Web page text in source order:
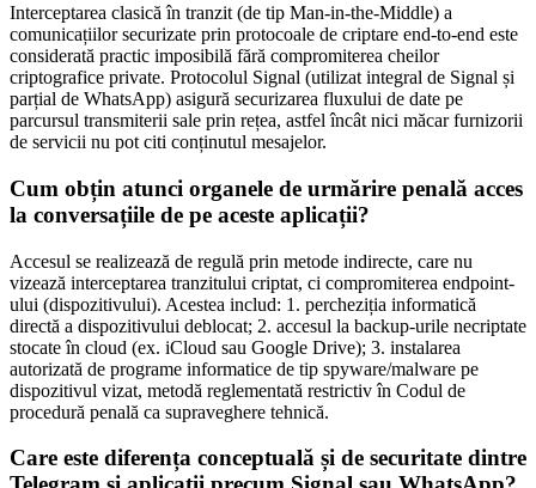
Interceptarea clasică în tranzit (de tip Man-in-the-Middle) a
comunicațiilor securizate prin protocoale de criptare end-to-end este
considerată practic imposibilă fără compromiterea cheilor
criptografice private. Protocolul Signal (utilizat integral de Signal și
parțial de WhatsApp) asigură securizarea fluxului de date pe
parcursul transmiterii sale prin rețea, astfel încât nici măcar furnizorii
de servicii nu pot citi conținutul mesajelor.
Cum obțin atunci organele de urmărire penală acces
la conversațiile de pe aceste aplicații?
Accesul se realizează de regulă prin metode indirecte, care nu
vizează interceptarea tranzitului criptat, ci compromiterea endpoint-
ului (dispozitivului). Acestea includ: 1. percheziția informatică
directă a dispozitivului deblocat; 2. accesul la backup-urile necriptate
stocate în cloud (ex. iCloud sau Google Drive); 3. instalarea
autorizată de programe informatice de tip spyware/malware pe
dispozitivul vizat, metodă reglementată restrictiv în Codul de
procedură penală ca supraveghere tehnică.
Care este diferența conceptuală și de securitate dintre